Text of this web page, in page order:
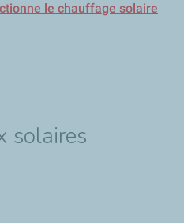
le chauffage solaire
solaires